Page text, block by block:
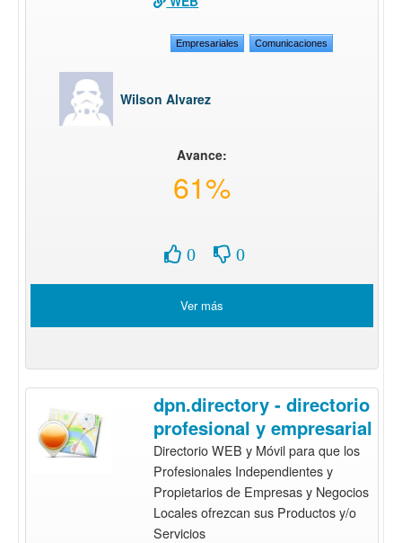
Empresariales Comunicaciones
Wilson Alvarez
Avance:
61%
0 0
Ver más
dpn.directory - directorio
profesional y empresarial
Directorio WEB y Móvil para que los
Profesionales Independientes y
Propietarios de Empresas y Negocios
Locales ofrezcan sus Productos y/o
Servicios